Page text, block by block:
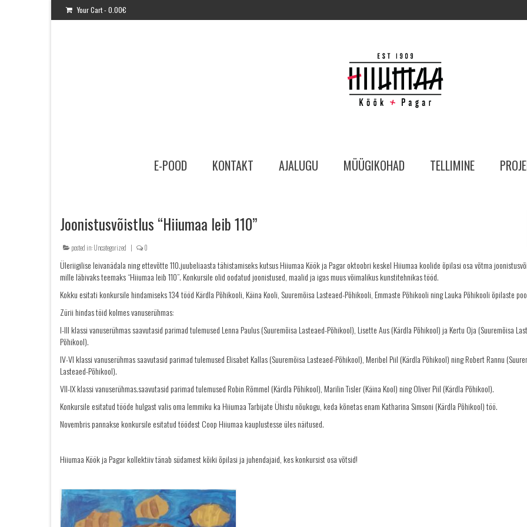
Your Cart-0.00€
E-POOD KONTAKT AJALUGU MÜÜGIKOHAD TELLIMINE
Joonistusvõistlus “Hiiumaa leib 110”
posted in:Uncategorized | 0
Üleriigilise leivanädala ning ettevõtte110.juubeliaasta tähistamiseks kutsus Hiiumaa Köök ja Pagar oktoobri keskel Hiiumaa koolide õpilasi osa võtma
mille läbivaks teemaks “Hiiumaa leib 110”. Konkursile olid oodatud joonistused, maalid ja igas muus võimalikus kunstitehnikas tööd.
Kokku esitati konkursile hindamiseks 134 tööd Kärdla Põhikooli, Käina Kooli, Suuremõisa Lasteaed-Põhikooli, Emmaste Põhikooli ning Lauka Põhikooli õpilaste
Zürii hindas töid kolmes vanuserühmas:
I-III klassi vanuserühmas saavutasid parimad tulemused Lenna Paulus (Suuremõisa Lasteaed-Põhikool), Lisette Aus (Kärdla Põhikool) ja Kertu Oja (Suuremõisa
Põhikool).
IV-VI klassi vanuserühmas saavutasid parimad tulemused Elisabet Kallas (Suuremõisa Lasteaed-Põhikool), Meribel Piil (Kärdla Põhikool) ning Robert Rannu
Lasteaed-Põhikool).
VII-IX klassi vanuserühmas.saavutasid parimad tulemused Robin Rõmmel (Kärdla Põhikool), Marilin Tisler (Käina Kool) ning Oliver Piil (Kärdla Põhikool).
Konkursile esitatud tööde hulgast valis oma lemmiku ka Hiiumaa Tarbijate Ühistu nõukogu, keda kõnetas enam Katharina Simsoni (Kärdla Põhikool) töö.
Novembris pannakse konkursile esitatud töödest Coop Hiiumaa kauplustesse üles näitused.
Hiiumaa Köök ja Pagar kollektiiv tänab südamest kõiki õpilasi ja juhendajaid, kes konkursist osa võtsid!